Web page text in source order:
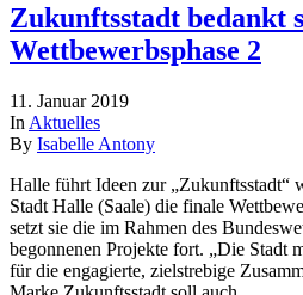
Zukunftsstadt bedankt
Wettbewerbsphase 2
11. Januar 2019
In Aktuelles
By Isabelle Antony
Halle führt Ideen zur „Zukunftsstadt“
Stadt Halle (Saale) die finale
setzt sie die im Rahmen des
begonnenen Projekte fort. „Die Stadt
für die engagierte, zielstrebige